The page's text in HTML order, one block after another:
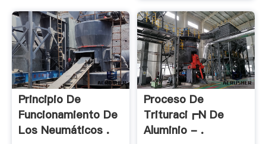
Principio De
Funcionamiento De
Los Neumáticos .
Proceso De
Trituraci┏n De
Aluminio - .